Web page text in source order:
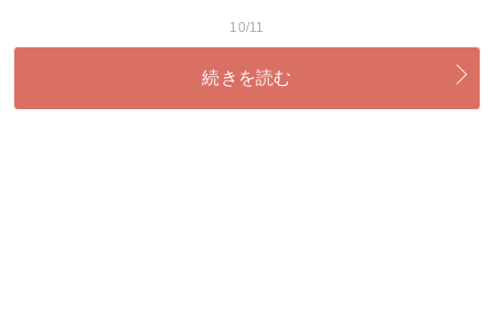
10/11
続きを読む